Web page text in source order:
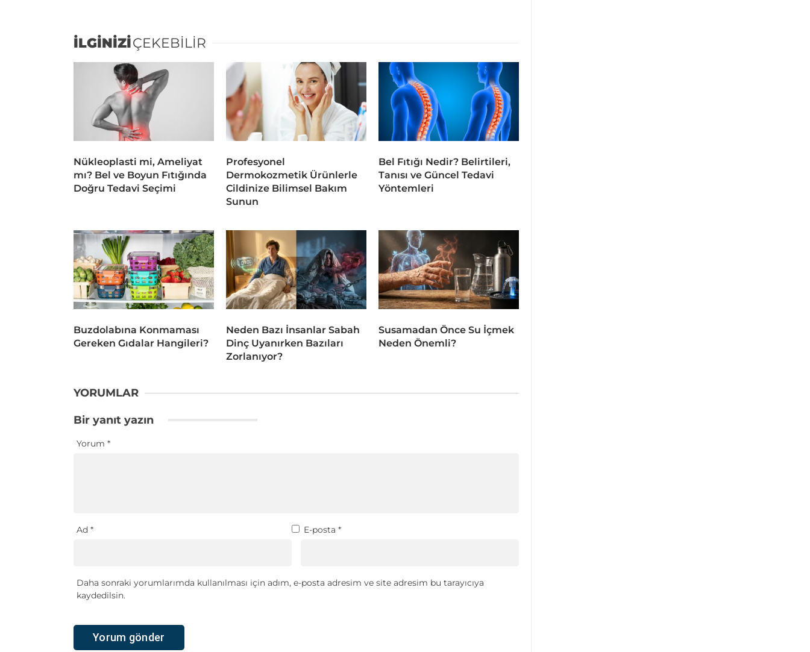
İLGİNİZİÇEKEBİLİR
Nükleoplasti mi, Ameliyat
mı? Bel ve Boyun Fıtığında
Doğru Tedavi Seçimi
Profesyonel
Dermokozmetik Ürünlerle
Cildinize Bilimsel Bakım
Sunun
Bel Fıtığı Nedir? Belirtileri,
Tanısı ve Güncel Tedavi
Yöntemleri
Buzdolabına Konmaması
Gereken Gıdalar Hangileri?
Neden Bazı İnsanlar Sabah
Dinç Uyanırken Bazıları
Zorlanıyor?
Susamadan Önce Su İçmek
Neden Önemli?
YORUMLAR
Bir yanıt yazın
Yorum *
Ad * E-posta *
Daha sonraki yorumlarımda kullanılması için adım, e-posta adresim ve site adresim bu tarayıcıya
kaydedilsin.